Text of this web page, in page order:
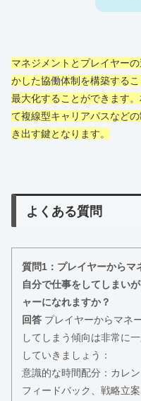
マネジメントとプレイヤー
かした協働体制を構築する
最大化することができます
て複線型キャリアパスなど
き出す鍵となります。
よくある質問
質問1：プレイヤーからマ
自分で仕事をしてしまい
ャーになれますか？
回答 プレイヤーからマネ
してしまう傾向は非常に
していきましょう：
意識的な時間配分：カレ
フィードバック、戦略立